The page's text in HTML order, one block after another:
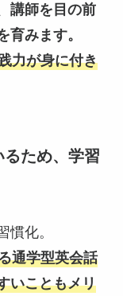
講師を目の前
育みます。
力が身に付き
ため、学習
慣化。
通学型英会話
いこともメリ